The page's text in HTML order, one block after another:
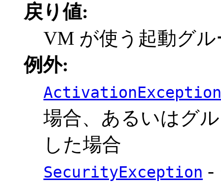
戻り値:
VM が使う起動グル
例外:
ActivationException
場合、あるいはグ
した場合
SecurityException -